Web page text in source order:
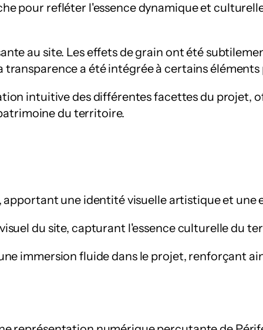
pour refléter l'essence dynamique et
au site. Les effets de grain ont été
a été intégrée à certains
intuitive des différentes facettes du projet,
du territoire.
une identité visuelle artistique et une
du site, capturant l'essence culturelle du
immersion fluide dans le projet, renforçant